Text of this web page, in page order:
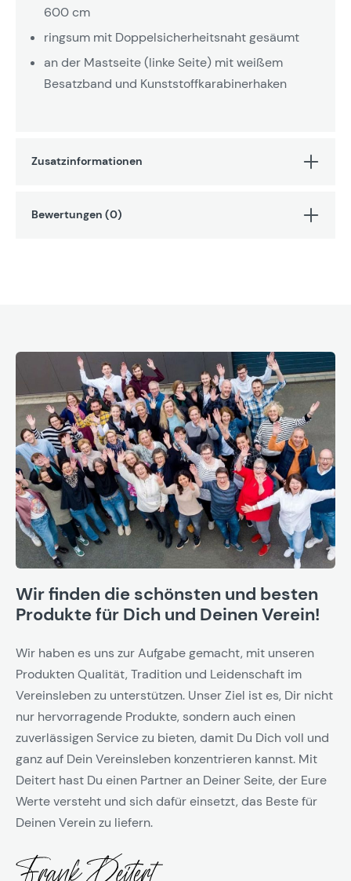
600 cm
ringsum mit Doppelsicherheitsnaht gesäumt
an der Mastseite (linke Seite) mit weißem
Besatzband und Kunststoffkarabinerhaken
Zusatzinformationen
Bewertungen (0)
Wir finden die schönsten und besten
Produkte für Dich und Deinen Verein!
Wir haben es uns zur Aufgabe gemacht, mit unseren
Produkten Qualität, Tradition und Leidenschaft im
Vereinsleben zu unterstützen. Unser Ziel ist es, Dir nicht
nur hervorragende Produkte, sondern auch einen
zuverlässigen Service zu bieten, damit Du Dich voll und
ganz auf Dein Vereinsleben konzentrieren kannst. Mit
Deitert hast Du einen Partner an Deiner Seite, der Eure
Werte versteht und sich dafür einsetzt, das Beste für
Deinen Verein zu liefern.